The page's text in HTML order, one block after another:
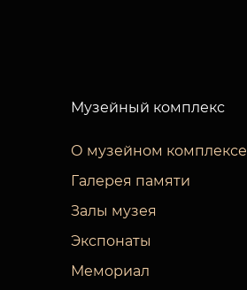
Музейный комплекс
О музейном комплексе
Галерея памяти
Залы музея
Экспонаты
Мемориал